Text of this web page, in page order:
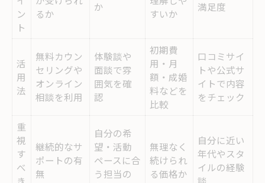
ン
ト
るか
か
すいか
満足度
活
用
法
無料カウン
セリングや
オンライン
相談を利用
体験談や
面談で雰
囲気を確
認
初期費
用・月
額・成婚
料などを
比較
口コミサイ
トや公式サ
イトで内容
をチェック
重
視
す
べ
継続的なサ
ポートの有
無
自分の希
望・活動
ペースに合
う担当の
無理なく
続けられ
る価格か
自分に近い
年代やスタ
イルの経験